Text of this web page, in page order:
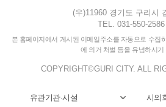
(우)11960 경기도 구리시
TEL. 031-550-2586
본 홈페이지에서 게시된 이메일주소를 자동으로 수집
에 의거 처벌 등을 유념하시기
COPYRIGHT©GURI CITY. ALL
유관기관·시설 시의